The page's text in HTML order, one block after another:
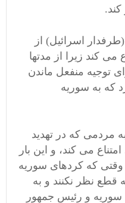
اسرائیل) از
کند زیرا از مدتها
توجیه منفعل ماندن
که به سوریه
مردمی که در تهدید
می کند، و این بار
وقتی که کردهای سوریه
قطع نظر نکنند و به
سوریه و رئیس جمهور